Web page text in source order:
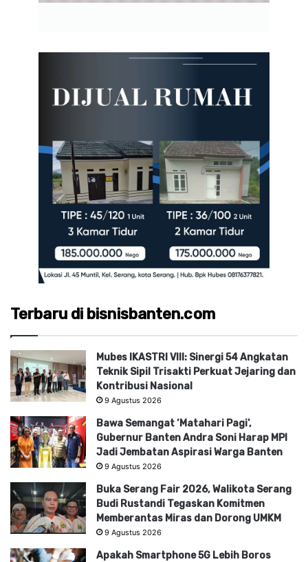
Terbaru di bisnisbanten.com
Mubes IKASTRI VIII: Sinergi 54 Angkatan
Teknik Sipil Trisakti Perkuat Jejaring dan
Kontribusi Nasional
9 Agustus 2026
Bawa Semangat ‘Matahari Pagi’,
Gubernur Banten Andra Soni Harap MPI
Jadi Jembatan Aspirasi Warga Banten
9 Agustus 2026
Buka Serang Fair 2026, Walikota Serang
Budi Rustandi Tegaskan Komitmen
Memberantas Miras dan Dorong UMKM
9 Agustus 2026
Apakah Smartphone 5G Lebih Boros